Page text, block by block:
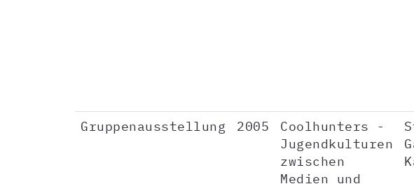
Gruppenausstellung
2005
Coolhunters -
Jugendkulturen
zwischen
Medien und